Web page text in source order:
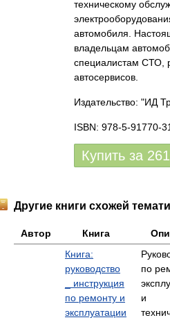
техническому
автомобиля.
владельцам
специалистам СТО,
автосервисов.
Издательство: "ИД
ISBN: 978-5-91770-
Купить за
Другие книги схожей
Автор Книга
Книга:
руководство
_ инструкция
по ремонту и
эксплуатации
по
и